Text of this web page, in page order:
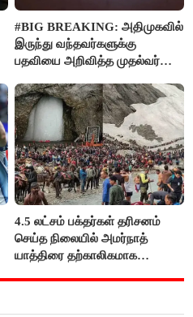
#BIG BREAKING: அதிமுகவில்
இருந்து வந்தவர்களுக்கு
பதவியை அறிவித்த முதல்வர்
4.5 லட்சம் பக்தர்கள் தரிசனம்
செய்த நிலையில் அமர்நாத்
யாத்திரை தற்காலிகமாக